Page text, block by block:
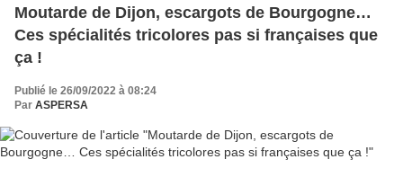
Moutarde de Dijon, escargots de Bourgogne…
Ces spécialités tricolores pas si françaises que
ça !
Publié le 26/09/2022 à 08:24
Par ASPERSA